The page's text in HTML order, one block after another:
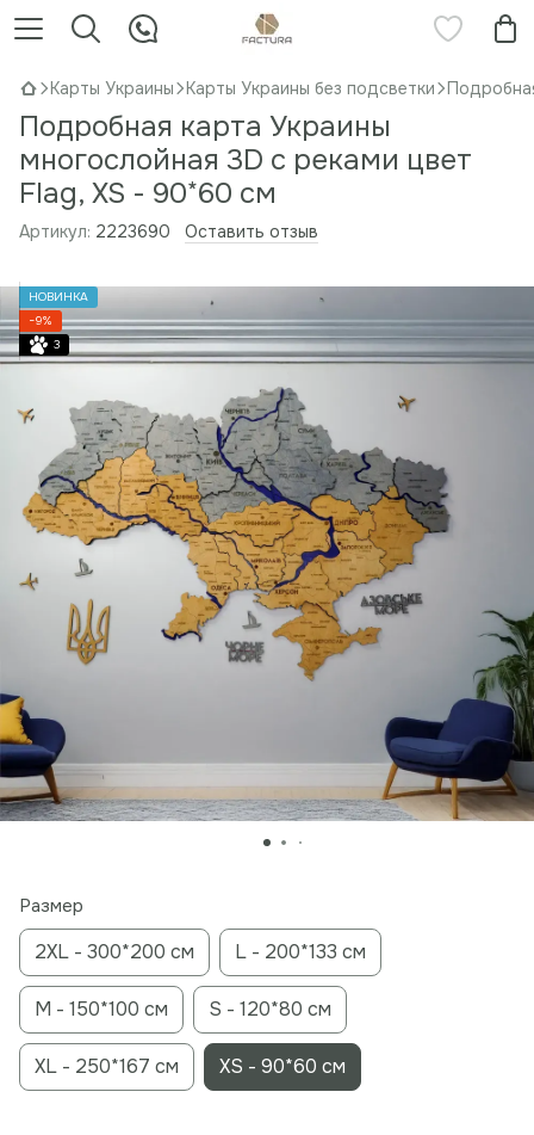
Карты Украины Карты Украины без подсветки
Подробная карта Украины
многослойная 3D с реками цвет
Flag, XS - 90*60 см
Артикул: 2223690 Оставить отзыв
НОВИНКА
−9%
3
Размер
2XL - 300*200 см L - 200*133 см
M - 150*100 см S - 120*80 см
XL - 250*167 см XS - 90*60 см